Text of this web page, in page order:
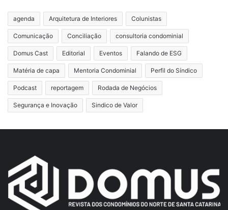
agenda Arquitetura de Interiores Colunistas
Comunicação Conciliação consultoria condominial
Domus Cast Editorial Eventos Falando de ESG
Matéria de capa Mentoria Condominial Perfil do Síndico
Podcast reportagem Rodada de Negócios
Segurança e Inovação Sindico de Valor